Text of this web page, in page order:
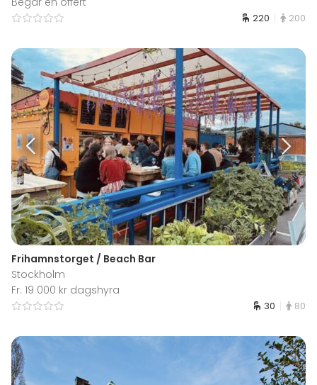
220 200
Frihamnstorget / Beach Bar
Stockholm
Fr. 19 000 kr dagshyra
30 80